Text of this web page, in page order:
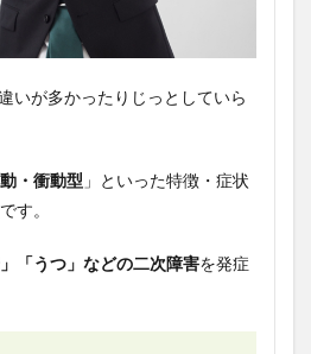
いが多かったりじっとしていら
・衝動型 」といった特徴・症状
す。
」「うつ」などの二次障害を発症